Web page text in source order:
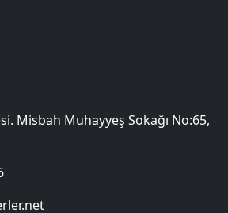
Misbah Muhayyeş Sokağı No:65,